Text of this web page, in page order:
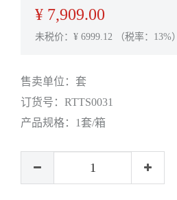
¥ 7,909.00
未税价：¥ 6999.12 （税率：13%）
售卖单位： 套
订货号： RTTS0031
产品规格： 1套/箱